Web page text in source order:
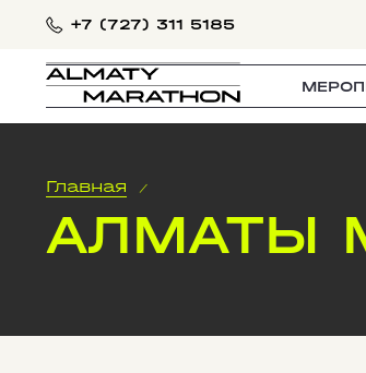
+7 (727) 311 5185
Главная /
АЛМАТЫ